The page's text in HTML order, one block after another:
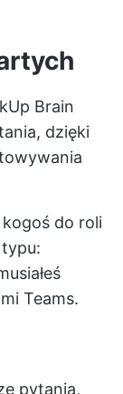
Brain
dzięki
do roli
Teams.
pytania,